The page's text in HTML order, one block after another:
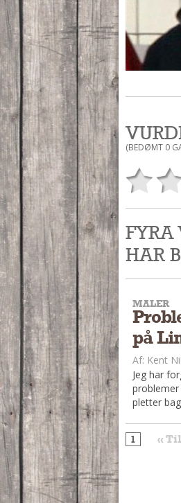
(BEDØMT 0
FYRA
HAR
MALER
på
Af: Kent
Jeg har
pletter
1 «